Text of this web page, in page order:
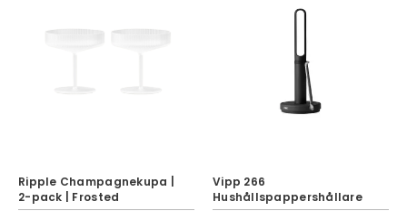
Ripple Champagnekupa |
2-pack | Frosted
Vipp 266
Hushållspappershållare